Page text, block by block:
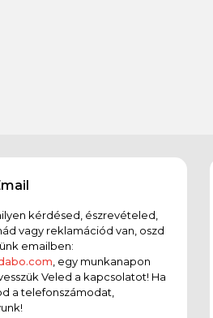
kérdésed, észrevételed,
vagy reklamációd van, oszd
emailben:
, egy munkanapon
Veled a kapcsolatot! Ha
a telefonszámodat,